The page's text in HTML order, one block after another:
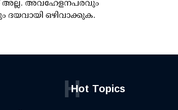
അല്ല. അവഹേളനപരവും
ഒഴിവാക്കുക.
Hot Topics
H